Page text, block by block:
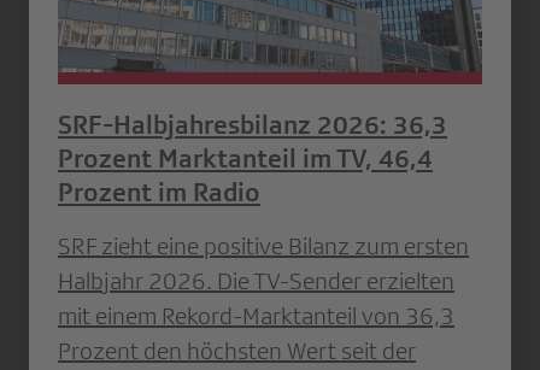
SRF-Halbjahresbilanz 2026: 36,3
Prozent Marktanteil im TV, 46,4
Prozent im Radio
SRF zieht eine positive Bilanz zum ersten
Halbjahr 2026. Die TV-Sender erzielten
mit einem Rekord-Marktanteil von 36,3
Prozent den höchsten Wert seit der